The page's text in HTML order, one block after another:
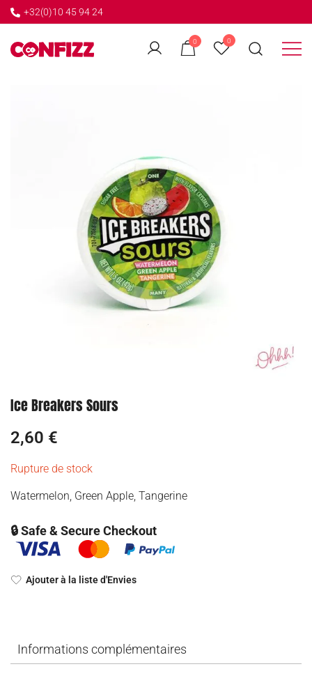
+32(0)10 45 94 24
0 0
← GO BACK
Ice Breakers Sours
2,60 €
Rupture de stock
Watermelon, Green Apple, Tangerine
🔒 Safe & Secure Checkout
Ajouter à la liste d'Envies
Informations complémentaires